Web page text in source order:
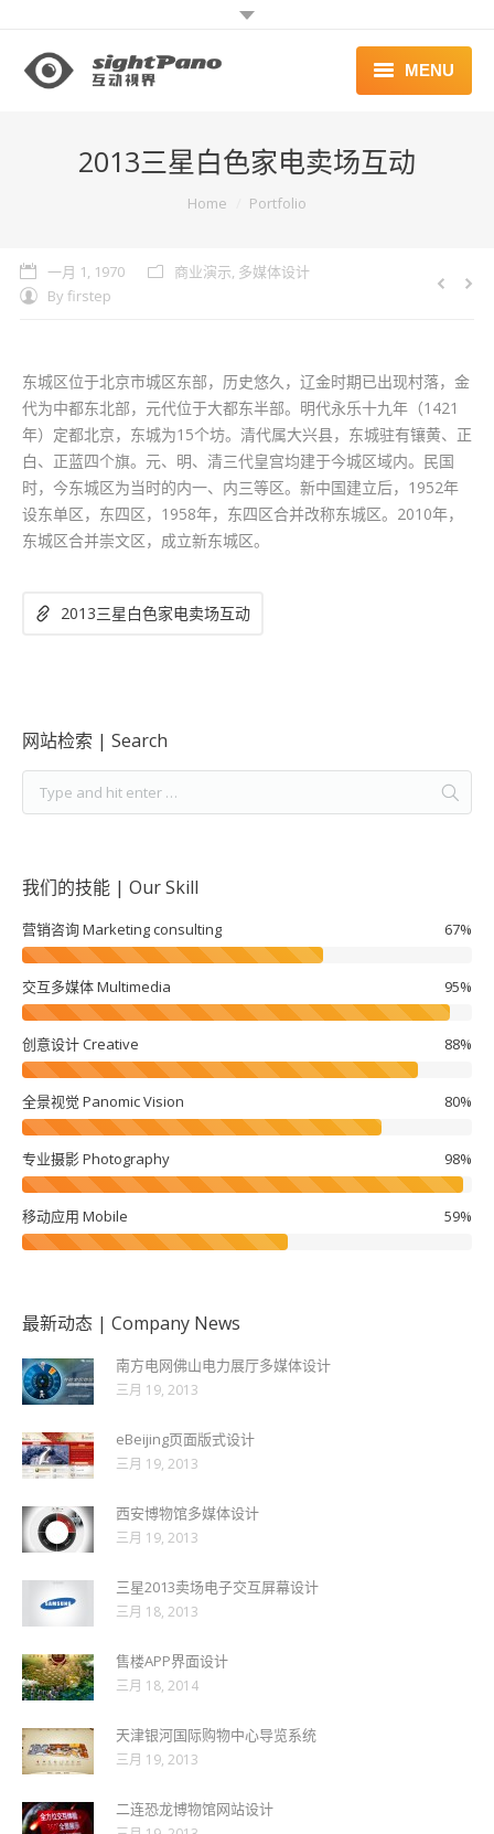
MENU
案例 | WORKS
2013三星白色家电卖场互动
Home Portfolio
一月 1, 1970 商业演示, 多媒体设计
By firstep
东城区位于北京市城区东部，历史悠久，辽金时期已出现村落，金
代为中都东北部，元代位于大都东半部。明代永乐十九年（1421
年）定都北京，东城为15个坊。清代属大兴县，东城驻有镶黄、正
白、正蓝四个旗。元、明、清三代皇宫均建于今城区域内。民国
时，今东城区为当时的内一、内三等区。新中国建立后，1952年
设东单区，东四区，1958年，东四区合并改称东城区。2010年，
东城区合并崇文区，成立新东城区。
2013三星白色家电卖场互动
网站检索 | Search
我们的技能 | Our Skill
营销咨询 Marketing consulting 67%
交互多媒体 Multimedia 95%
创意设计 Creative 88%
全景视觉 Panomic Vision 80%
专业摄影 Photography 98%
移动应用 Mobile 59%
最新动态 | Company News
南方电网佛山电力展厅多媒体设计
三月 19, 2013
eBeijing页面版式设计
三月 19, 2013
西安博物馆多媒体设计
三月 19, 2013
三星2013卖场电子交互屏幕设计
三月 18, 2013
售楼APP界面设计
三月 18, 2014
天津银河国际购物中心导览系统
三月 19, 2013
二连恐龙博物馆网站设计